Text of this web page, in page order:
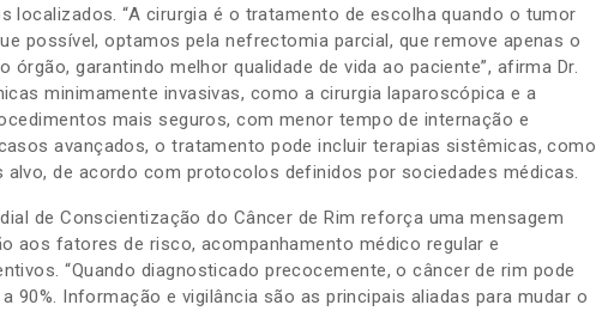
localizados. “A cirurgia é o tratamento de escolha quando o tumor
possível, optamos pela nefrectomia parcial, que remove apenas o
órgão, garantindo melhor qualidade de vida ao paciente”, afirma Dr.
minimamente invasivas, como a cirurgia laparoscópica e a
mais seguros, com menor tempo de internação e
avançados, o tratamento pode incluir terapias sistêmicas, como
alvo, de acordo com protocolos definidos por sociedades médicas.
de Conscientização do Câncer de Rim reforça uma mensagem
aos fatores de risco, acompanhamento médico regular e
“Quando diagnosticado precocemente, o câncer de rim pode
90%. Informação e vigilância são as principais aliadas para mudar o